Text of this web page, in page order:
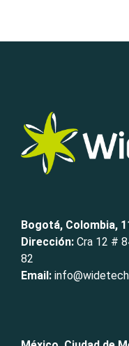
Bogotá, Colombia,
Dirección: Cra 12 #
82
Email: